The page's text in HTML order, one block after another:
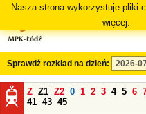
Nasza strona wykorzystuje pliki
więcej.
Sprawdź rozkład na dzień:
Z Z1 Z2 0 1 2 3 4 5 6
41 43 45